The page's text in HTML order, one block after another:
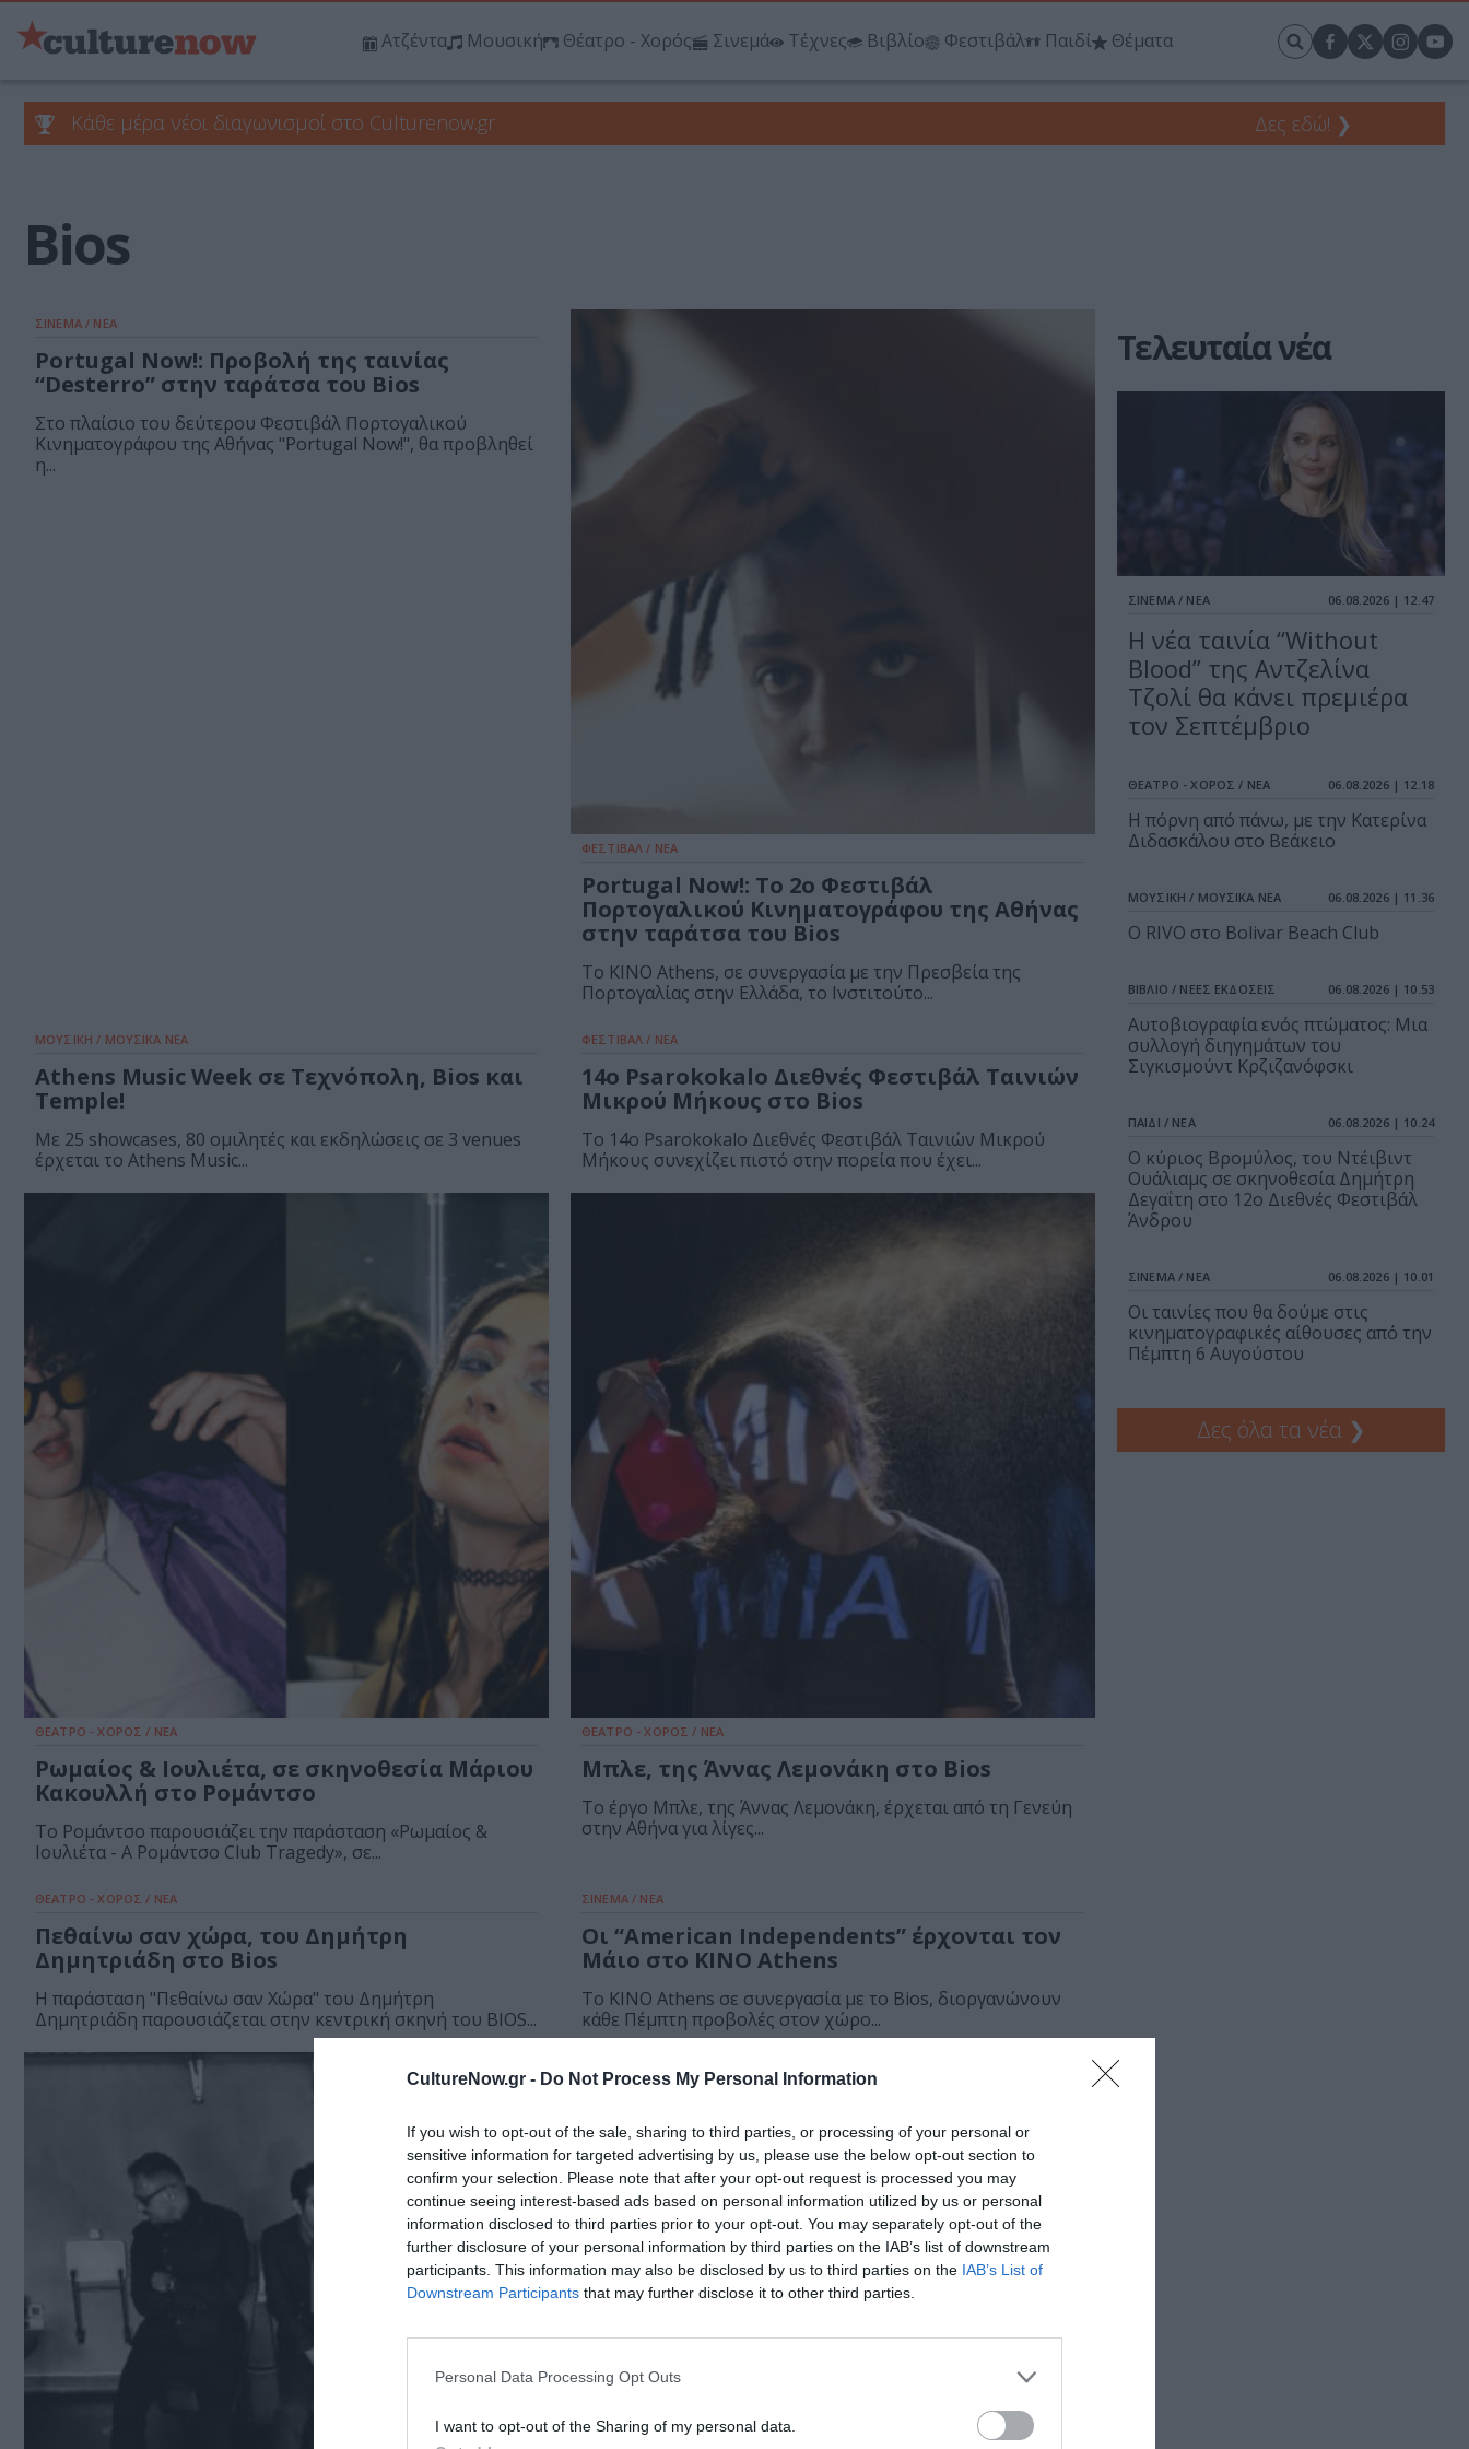
CultureNow.gr - Do Not Process My Personal Information
If you wish to opt-out of the sale, sharing to third parties, or processing of your personal or
sensitive information for targeted advertising by us, please use the below opt-out section to
confirm your selection. Please note that after your opt-out request is processed you may
continue seeing interest-based ads based on personal information utilized by us or personal
information disclosed to third parties prior to your opt-out. You may separately opt-out of the
further disclosure of your personal information by third parties on the IAB’s list of downstream
participants. This information may also be disclosed by us to third parties on the IAB’s List of
Downstream Participants that may further disclose it to other third parties.
Personal Data Processing Opt Outs
I want to opt-out of the Sharing of my personal data.
Ατζέντα Μουσική Θέατρο - Χορός Σινεμά Τέχνες Βιβλίο Φεστιβάλ Παιδί Θέματα
Κάθε μέρα νέοι διαγωνισμοί στο Culturenow.gr Δες εδώ! ❯
Bios
ΣΙΝΕΜΑ / ΝΕΑ
Portugal Now!: Προβολή της ταινίας
“Desterro” στην ταράτσα του Bios
Στο πλαίσιο του δεύτερου Φεστιβάλ Πορτογαλικού
Κινηματογράφου της Αθήνας "Portugal Now!", θα προβληθεί
η...
ΦΕΣΤΙΒΑΛ / ΝΕΑ
Portugal Now!: Το 2ο Φεστιβάλ
Πορτογαλικού Κινηματογράφου της Αθήνας
στην ταράτσα του Bios
Το ΚΙΝΟ Athens, σε συνεργασία με την Πρεσβεία της
Πορτογαλίας στην Ελλάδα, το Ινστιτούτο...
ΜΟΥΣΙΚΗ / ΜΟΥΣΙΚΑ ΝΕΑ
Athens Music Week σε Τεχνόπολη, Bios και
Temple!
Με 25 showcases, 80 ομιλητές και εκδηλώσεις σε 3 venues
έρχεται το Athens Music...
ΦΕΣΤΙΒΑΛ / ΝΕΑ
14o Psarokokalo Διεθνές Φεστιβάλ Ταινιών
Μικρού Μήκους στο Bios
To 14o Psarokokalo Διεθνές Φεστιβάλ Ταινιών Μικρού
Μήκους συνεχίζει πιστό στην πορεία που έχει...
ΘΕΑΤΡΟ - ΧΟΡΟΣ / ΝΕΑ
Ρωμαίος & Ιουλιέτα, σε σκηνοθεσία Μάριου
Κακουλλή στο Ρομάντσο
Το Ρομάντσο παρουσιάζει την παράσταση «Ρωμαίος &
Ιουλιέτα - Α Ρομάντσο Club Tragedy», σε...
ΘΕΑΤΡΟ - ΧΟΡΟΣ / ΝΕΑ
Μπλε, της Άννας Λεμονάκη στο Bios
Το έργο Μπλε, της Άννας Λεμονάκη, έρχεται από τη Γενεύη
στην Αθήνα για λίγες...
ΘΕΑΤΡΟ - ΧΟΡΟΣ / ΝΕΑ
Πεθαίνω σαν χώρα, του Δημήτρη
Δημητριάδη στο Bios
H παράσταση "Πεθαίνω σαν Χώρα" του Δημήτρη
Δημητριάδη παρουσιάζεται στην κεντρική σκηνή του BIOS...
ΣΙΝΕΜΑ / ΝΕΑ
Οι “American Independents” έρχονται τον
Μάιο στο KINO Athens
Το KINO Athens σε συνεργασία με το Bios, διοργανώνουν
κάθε Πέμπτη προβολές στον χώρο...
στο Bios
Το Acting on Camera είναι ένα εντατικό και ολοκληρωμένο
σεμινάριο υποκριτικής για την κάμερα,...
Τελευταία νέα
ΣΙΝΕΜΑ / ΝΕΑ 06.08.2026 | 12.47
Η νέα ταινία “Without
Blood” της Αντζελίνα
Τζολί θα κάνει πρεμιέρα
τον Σεπτέμβριο
ΘΕΑΤΡΟ - ΧΟΡΟΣ / ΝΕΑ 06.08.2026 | 12.18
Η πόρνη από πάνω, με την Κατερίνα
Διδασκάλου στο Βεάκειο
ΜΟΥΣΙΚΗ / ΜΟΥΣΙΚΑ ΝΕΑ 06.08.2026 | 11.36
Ο RIVO στο Bolivar Beach Club
ΒΙΒΛΙΟ / ΝΕΕΣ ΕΚΔΟΣΕΙΣ 06.08.2026 | 10.53
Αυτοβιογραφία ενός πτώματος: Μια
συλλογή διηγημάτων του
Σιγκισμούντ Κρζιζανόφσκι
ΠΑΙΔΙ / ΝΕΑ 06.08.2026 | 10.24
O κύριος Βρομύλος, του Ντέιβιντ
Ουάλιαμς σε σκηνοθεσία Δημήτρη
Δεγαΐτη στο 12ο Διεθνές Φεστιβάλ
Άνδρου
ΣΙΝΕΜΑ / ΝΕΑ 06.08.2026 | 10.01
Οι ταινίες που θα δούμε στις
κινηματογραφικές αίθουσες από την
Πέμπτη 6 Αυγούστου
Δες όλα τα νέα ❯